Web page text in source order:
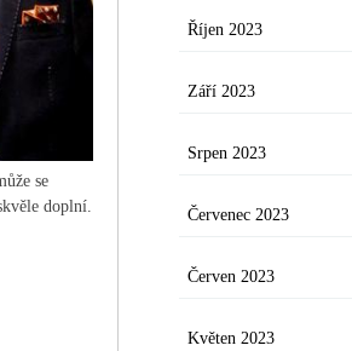
se
doplní.
Říjen 2023
Září 2023
Srpen 2023
Červenec 2023
Červen 2023
Květen 2023